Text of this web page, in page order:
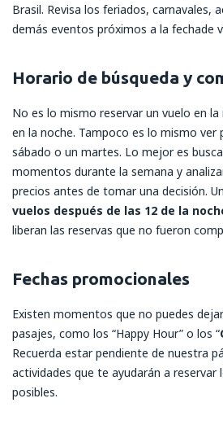
Brasil. Revisa los feriados, carnavales,
demás eventos próximos a la fechade
Horario de búsqueda y
No es lo mismo reservar un vuelo en
en la noche. Tampoco es lo mismo ver
sábado o un martes. Lo mejor es
momentos durante la semana y
precios antes de tomar una decisión.
vuelos después de las 12 de la
liberan las reservas que no fueron
Fechas promocionales
Existen momentos que no puedes
pasajes, como los “Happy Hour” o los “
Recuerda estar pendiente de nuestra
actividades que te ayudarán a reservar
posibles.